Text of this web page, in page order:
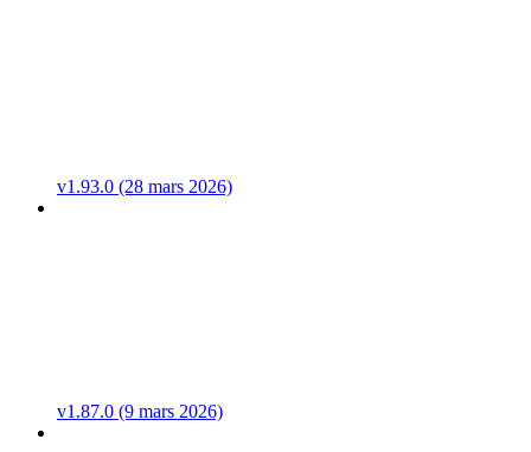
v1.93.0 (28 mars 2026)
v1.87.0 (9 mars 2026)